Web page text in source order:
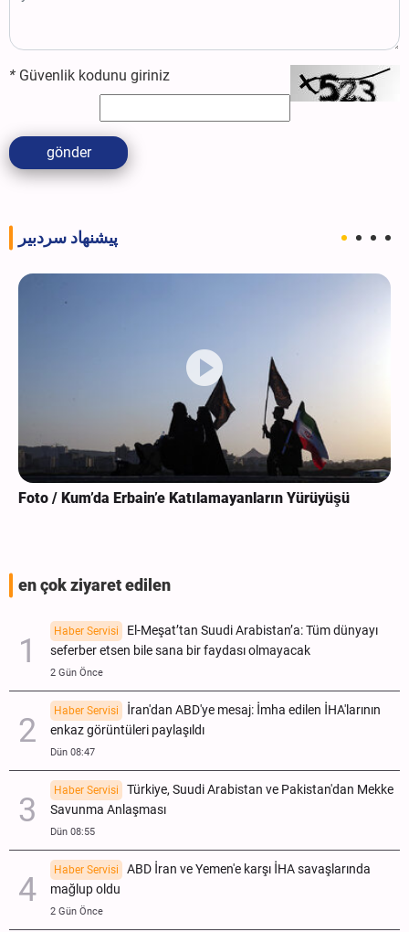
* Güvenlik kodunu giriniz
gönder
پیشنهاد سردبیر
Foto / Kum’da Erbain’e Katılamayanların Yürüyüşü
en çok ziyaret edilen
Haber Servisi
El-Meşat’tan Suudi Arabistan’a: Tüm dünyayı
seferber etsen bile sana bir faydası olmayacak
2 Gün Önce
Haber Servisi
İran'dan ABD'ye mesaj: İmha edilen İHA'larının
enkaz görüntüleri paylaşıldı
Dün 08:47
Haber Servisi
Türkiye, Suudi Arabistan ve Pakistan'dan Mekke
Savunma Anlaşması
Dün 08:55
Haber Servisi
ABD İran ve Yemen'e karşı İHA savaşlarında
mağlup oldu
2 Gün Önce